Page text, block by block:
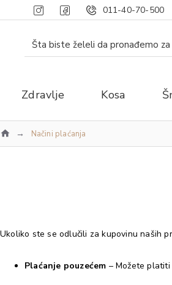
011-40-70-500
Zdravlje Kosa
Načini plaćanja
Ukoliko ste se odlučili za kupovinu naših
Plaćanje pouzećem – Možete